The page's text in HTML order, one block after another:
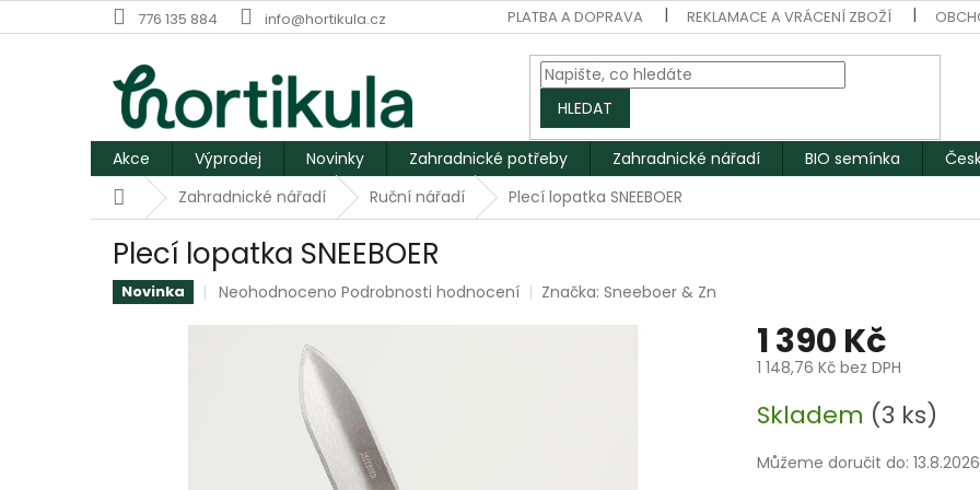
na
776 135 884 info@hortikula.cz PLATBA A DOPRAVA REKLAMACE A VRÁCENÍ ZBOŽÍ
HLEDAT
Akce Výprodej Novinky Zahradnické potřeby Zahradnické nářadí BIO semínka
DomůZahradnické nářadí Ruční nářadí Plecí lopatka SNEEBOER
Plecí lopatka SNEEBOER
Novinka
Průměrné
produktu
Neohodnoceno Podrobnosti hodnocení Značka: Sneeboer & Zn
1 390 Kč
1 148,76 Kč bez DPH
cena:
Skladem (3 ks)
Můžeme doručit do: 13.8.2026